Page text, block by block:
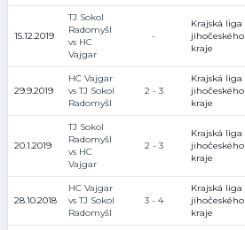
15.12.2019
TJ Sokol
Radomyšl
vs HC
Vajgar
-
Krajská liga
jihočeského
kraje
29.9.2019
HC Vajgar
vs TJ Sokol
Radomyšl
2 - 3
Krajská liga
jihočeského
kraje
20.1.2019
TJ Sokol
Radomyšl
vs HC
Vajgar
2 - 3
Krajská liga
jihočeského
kraje
28.10.2018
HC Vajgar
vs TJ Sokol
Radomyšl
3 - 4
Krajská liga
jihočeského
kraje